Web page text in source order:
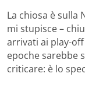
La chiosa è sulla
mi stupisce –
arrivati ai play-
epoche sarebbe
criticare: è lo